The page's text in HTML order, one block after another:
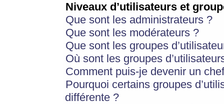
Niveaux d’utilisateurs et
Que sont les administrateurs ?
Que sont les modérateurs ?
Que sont les groupes
Où sont les groupes
Comment puis-je devenir un
Pourquoi certains groupes
différente ?